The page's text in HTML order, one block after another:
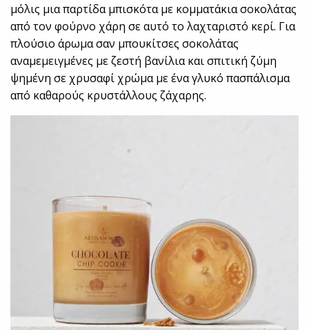
μόλις μια παρτίδα μπισκότα με κομματάκια σοκολάτας
από τον φούρνο χάρη σε αυτό το λαχταριστό κερί. Για
πλούσιο άρωμα σαν μπουκίτσες σοκολάτας
αναμεμειγμένες με ζεστή βανίλια και σπιτική ζύμη
ψημένη σε χρυσαφί χρώμα με ένα γλυκό πασπάλισμα
από καθαρούς κρυστάλλους ζάχαρης.